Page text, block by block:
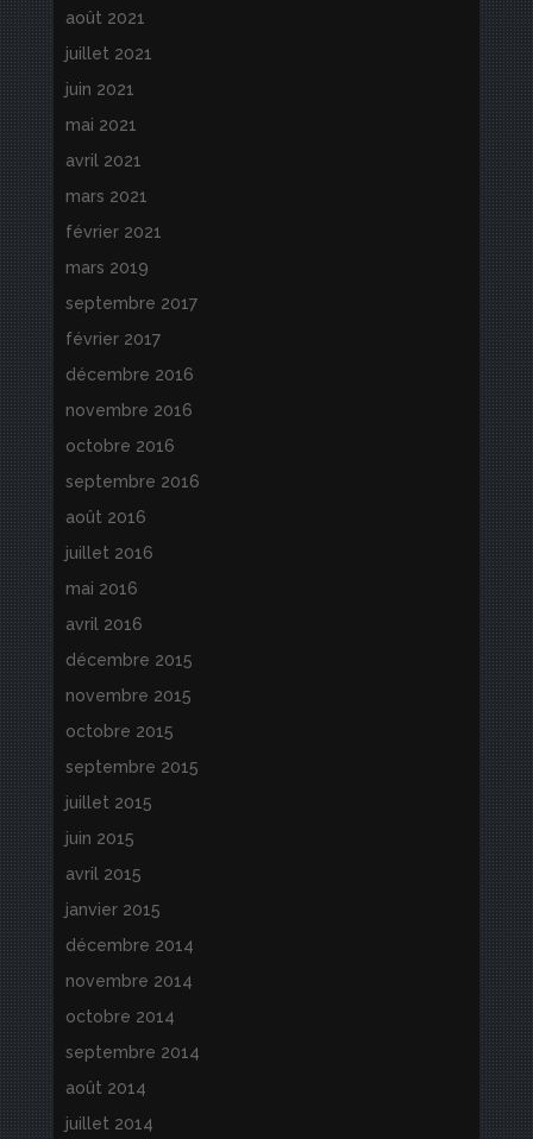
août 2021
juillet 2021
juin 2021
mai 2021
avril 2021
mars 2021
février 2021
mars 2019
septembre 2017
février 2017
décembre 2016
novembre 2016
octobre 2016
septembre 2016
août 2016
juillet 2016
mai 2016
avril 2016
décembre 2015
novembre 2015
octobre 2015
septembre 2015
juillet 2015
juin 2015
avril 2015
janvier 2015
décembre 2014
novembre 2014
octobre 2014
septembre 2014
août 2014
juillet 2014